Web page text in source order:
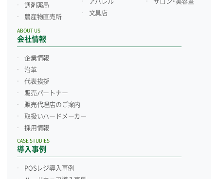
調剤薬局
農産物直売所
アパレル
文具店
サロン・美容室
会社情報
ABOUT US
企業情報
沿革
代表挨拶
販売パートナー
販売代理店のご案内
取扱いハードメーカー
採用情報
導入事例
CASE STUDIES
POSレジ導入事例